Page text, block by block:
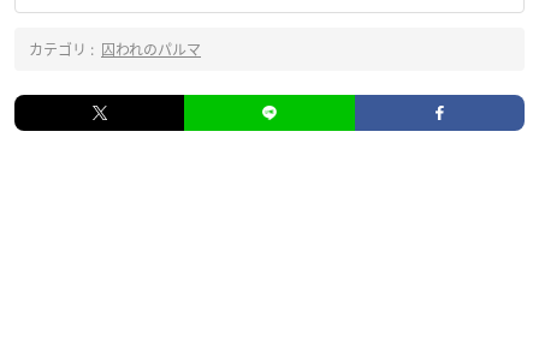
カテゴリ : 囚われのパルマ